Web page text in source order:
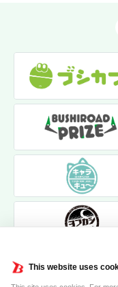
This website uses